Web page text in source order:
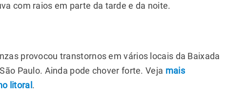
com raios em parte da tarde e da noite.
provocou transtornos em vários locais da Baixada
Paulo. Ainda pode chover forte. Veja mais
litoral .